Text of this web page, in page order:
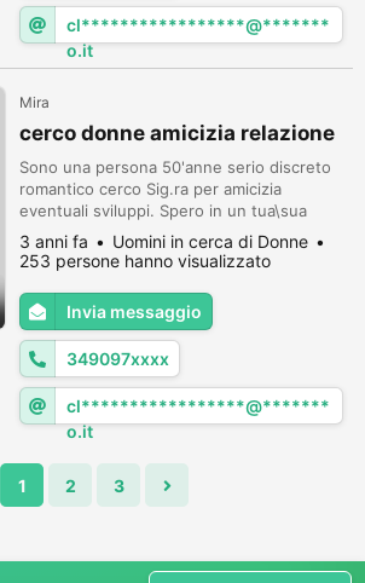
cl*****************@*******
o.it
Mira
cerco donne amicizia relazione
Sono una persona 50'anne serio discreto
romantico cerco Sig.ra per amicizia
eventuali sviluppi. Spero in un tua\sua
risposta con un bacio da Roberto Mira-ve-
3 anni fa
Uomini in cerca di Donne
253 persone hanno visualizzato
Invia messaggio
349097xxxx
cl*****************@*******
o.it
1 2 3